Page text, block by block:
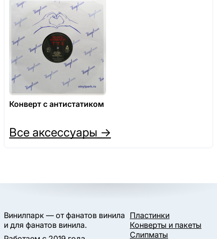
Конверт с антистатиком
Все аксессуары →
Винилпарк — от фанатов винила
и для фанатов винила.
Пластинки
Конверты и пакеты
Слипматы